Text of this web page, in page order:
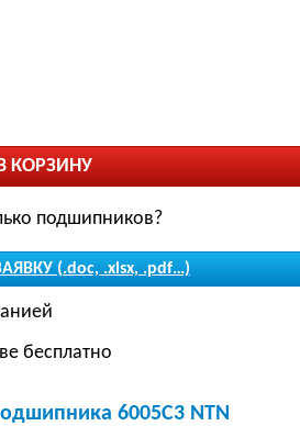
подшипников?
(.doc, .xlsx, .pdf…)
бесплатно
6005C3 NTN